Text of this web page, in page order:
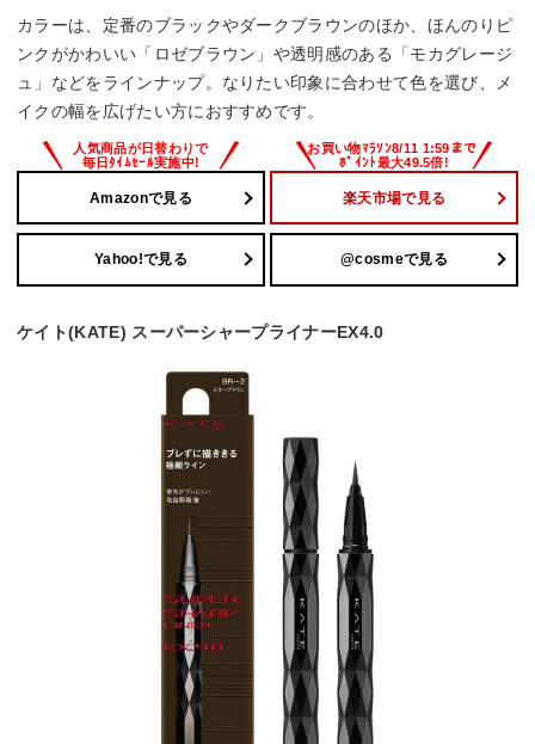
カラーは、定番のブラックやダークブラウンのほか、ほんのりピ
ンクがかわいい「ロゼブラウン」や透明感のある「モカグレージ
ュ」などをラインナップ。なりたい印象に合わせて色を選び、メ
イクの幅を広げたい方におすすめです。
Amazonで見る 楽天市場で見る
Yahoo!で見る @cosmeで見る
ケイト(KATE) スーパーシャープライナーEX4.0